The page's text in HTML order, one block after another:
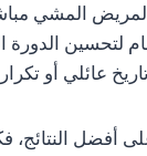
المشي
لتحسين الدورة
عائلي أو
أفضل